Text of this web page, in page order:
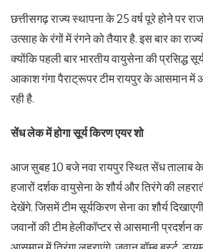
छत्तीसगढ़ राज्य स्थापना के 25 वर्ष पूरे होने पर
उत्साह के रंगों में रंगने को तैयार है. इस बार का
क्योंकि पहली बार भारतीय वायुसेना की प्रसिद्ध
आकाश गंगा पैराट्रूपर टीम रायपुर के आसमान में
रही है.
सेंध लेक में होगा सूर्य किरण एयर शो
आज सुबह 10 बजे नवा रायपुर स्थित सेंध तालाब
हजारों दर्शक वायुसेना के शौर्य और तिरंगे की
देखेंगे. जिसमें टीम सूर्यकिरण सेना का शौर्य
जवानों की टीम हेलीकॉप्टर से आसमानी प्रदर्शन